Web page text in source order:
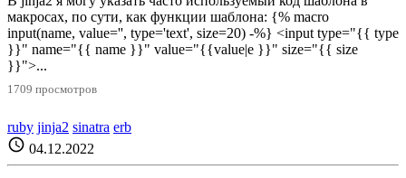
макросах, по сути, как функции шаблона: {% macro
input(name, value='', type='text', size=20) -%} <input type="{{ type
}}" name="{{ name }}" value="{{value|e }}" size="{{ size
}}">...
1709 просмотров
ruby jinja2 sinatra erb
schedule 04.12.2022